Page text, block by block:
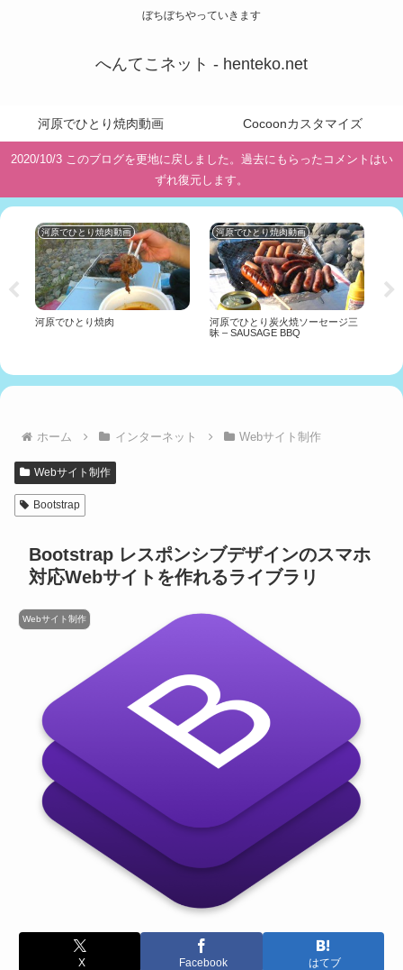
ぼちぼちやっていきます
へんてこネット - henteko.net
河原でひとり焼肉動画 Cocoonカスタマイズ
2020/10/3 このブログを更地に戻しました。過去にもらったコメントはい
ずれ復元します。
河原でひとり焼肉動画
河原でひとり焼肉
河原でひとり焼肉動画
河原でひとり炭火焼ソーセージ三
昧 – SAUSAGE BBQ
ホーム インターネット Webサイト制作
Webサイト制作
Bootstrap
Bootstrap レスポンシブデザインのスマホ
対応Webサイトを作れるライブラリ
Webサイト制作
X Facebook はてブ